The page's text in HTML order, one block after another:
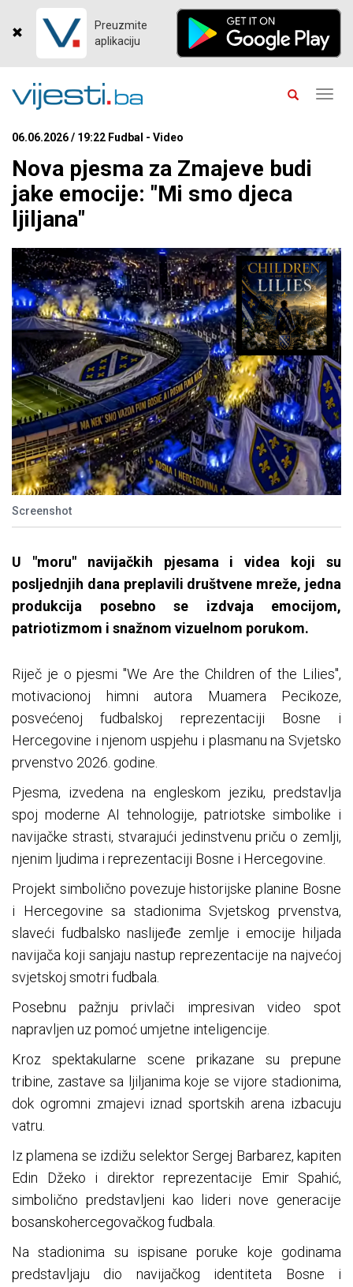
Preuzmite
aplikaciju
06.06.2026 / 19:22 Fudbal - Video
Nova pjesma za Zmajeve budi
jake emocije: "Mi smo djeca
ljiljana"
Screenshot
U "moru" navijačkih pjesama i videa koji su
posljednjih dana preplavili društvene mreže, jedna
produkcija posebno se izdvaja emocijom,
patriotizmom i snažnom vizuelnom porukom.
Riječ je o pjesmi "We Are the Children of the Lilies",
motivacionoj himni autora Muamera Pecikoze,
posvećenoj fudbalskoj reprezentaciji Bosne i
Hercegovine i njenom uspjehu i plasmanu na Svjetsko
prvenstvo 2026. godine.
Pjesma, izvedena na engleskom jeziku, predstavlja
spoj moderne AI tehnologije, patriotske simbolike i
navijačke strasti, stvarajući jedinstvenu priču o zemlji,
njenim ljudima i reprezentaciji Bosne i Hercegovine.
Projekt simbolično povezuje historijske planine Bosne
i Hercegovine sa stadionima Svjetskog prvenstva,
slaveći fudbalsko naslijeđe zemlje i emocije hiljada
navijača koji sanjaju nastup reprezentacije na najvećoj
svjetskoj smotri fudbala.
Posebnu pažnju privlači impresivan video spot
napravljen uz pomoć umjetne inteligencije.
Kroz spektakularne scene prikazane su prepune
tribine, zastave sa ljiljanima koje se vijore stadionima,
dok ogromni zmajevi iznad sportskih arena izbacuju
vatru.
Iz plamena se izdižu selektor Sergej Barbarez, kapiten
Edin Džeko i direktor reprezentacije Emir Spahić,
simbolično predstavljeni kao lideri nove generacije
bosanskohercegovačkog fudbala.
Na stadionima su ispisane poruke koje godinama
predstavljaju dio navijačkog identiteta Bosne i